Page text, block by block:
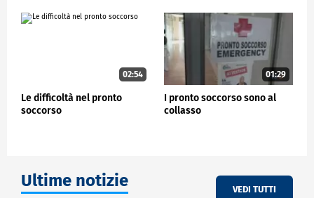
come trattarli con la giusta attenzione".
02:54
Le difficoltà nel pronto
soccorso
01:29
I pronto soccorso sono al
collasso
Ultime notizie VEDI TUTTI